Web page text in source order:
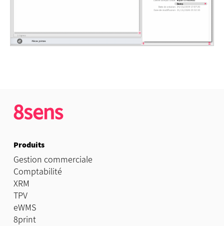
Produits
Gestion commerciale
Comptabilité
XRM
TPV
eWMS
8print